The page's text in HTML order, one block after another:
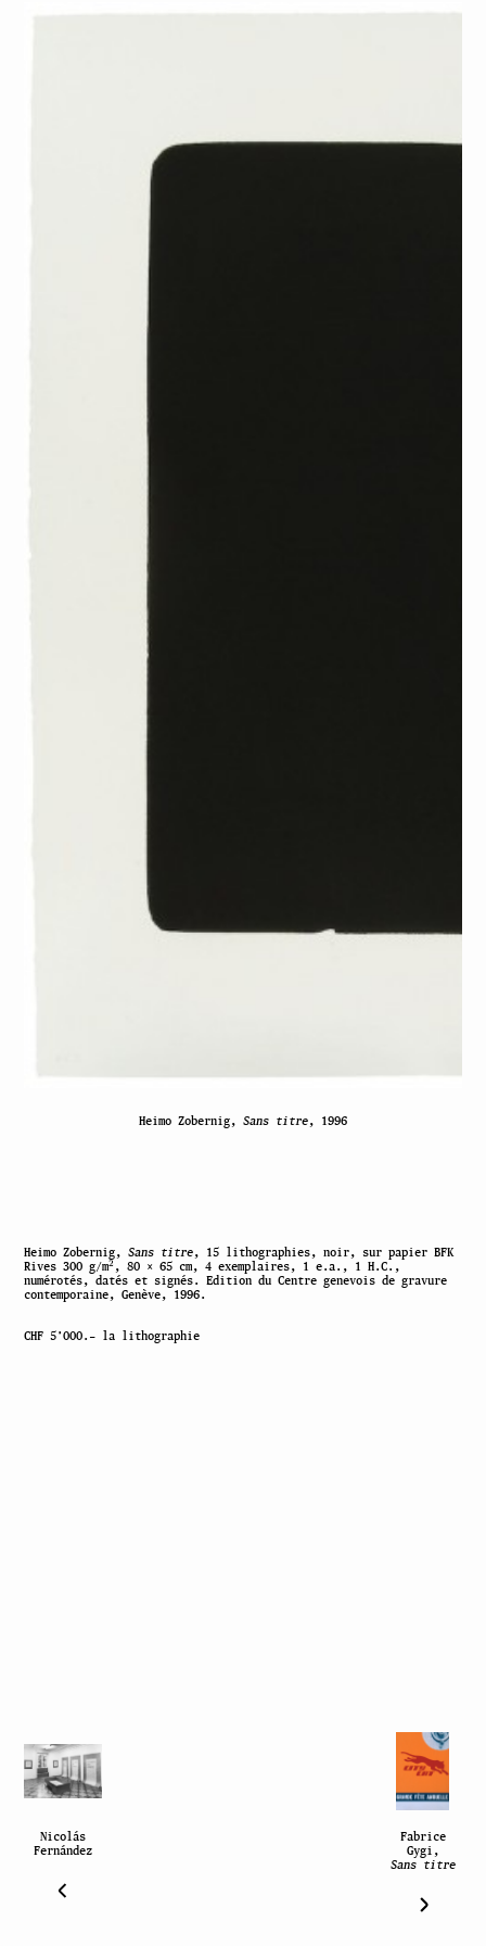
Heimo Zobernig, Sans titre, 1996
Heimo Zobernig,Sans titre, 15 lithographies, noir, sur papier BFK
Rives 300 g/m2 , 80 × 65 cm, 4 exemplaires, 1 e.a., 1 H.C.,
numérotés, datés et signés. Edition du Centre genevois de gravure
contemporaine, Genève, 1996.
CHF 5’000.– la lithographie
Nicolás
Fernández
Fabrice
Gygi,
Sans titre